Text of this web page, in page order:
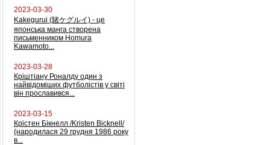
2023-03-30
Kakegurui (賭ケグルイ) - це
японська манга створена
письменником Homura
Kawamoto...
2023-03-28
Кріштіану Роналду один з
найвідоміших футболістів у світі
він прославився...
2023-03-15
Крістен Бікнелл /Kristen Bicknell/
(народилася 29 грудня 1986 року
в...